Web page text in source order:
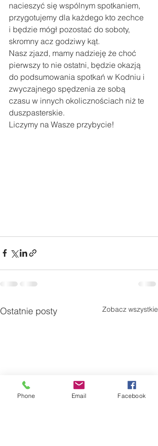
nacieszyć się wspólnym spotkaniem,
przygotujemy dla każdego kto zechce
i będzie mógł pozostać do soboty,
skromny acz godziwy kąt.
Nasz zjazd, mamy nadzieję że choć
pierwszy to nie ostatni, będzie okazją
do podsumowania spotkań w Kodniu i
zwyczajnego spędzenia ze sobą
czasu w innych okolicznościach niż te
duszpasterskie.
Liczymy na Wasze przybycie!
Ostatnie posty Zobacz wszystkie
Phone Email Facebook